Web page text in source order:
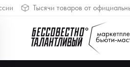
Тысячи товаров от